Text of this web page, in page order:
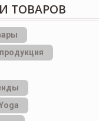
ТОВАРОВ